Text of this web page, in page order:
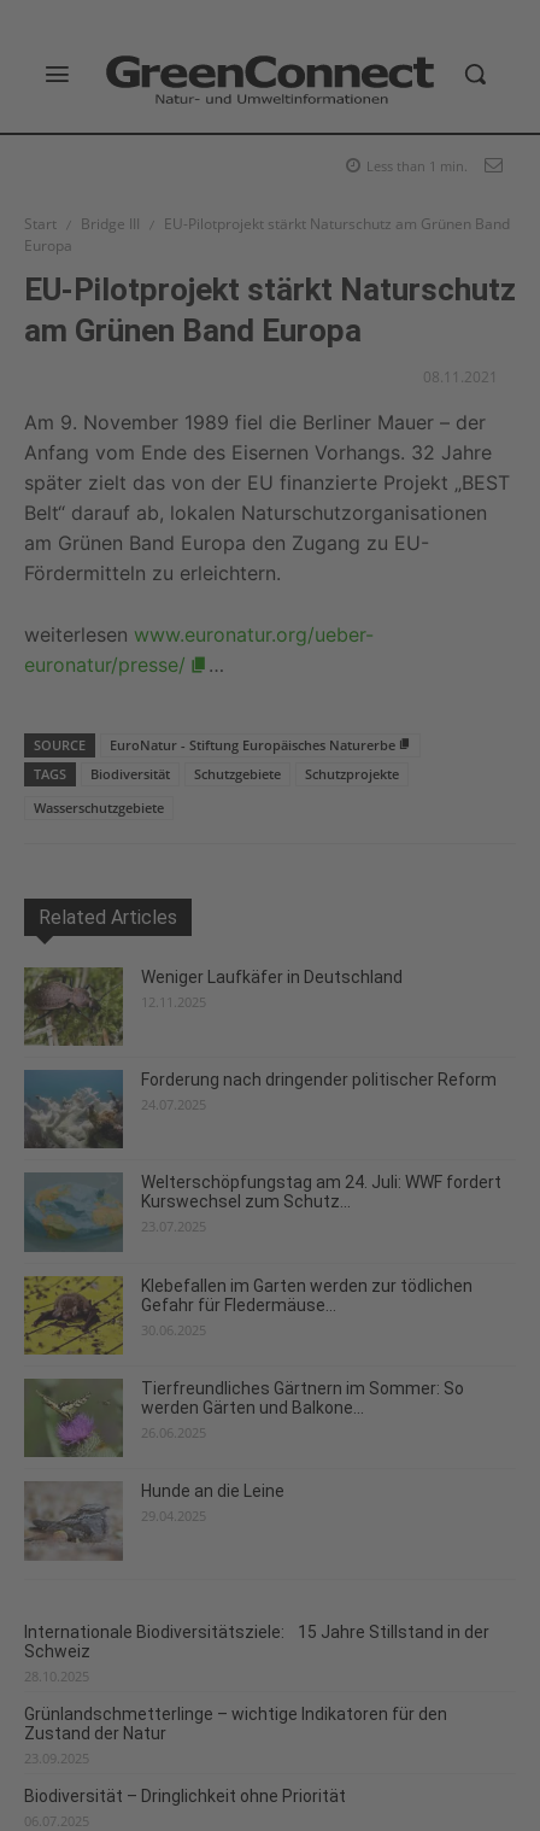
Less than 1 min.
Start Bridge III
EU-Pilotprojekt stärkt Naturschutz am Grünen Band
Europa
EU-Pilotprojekt stärkt Naturschutz
am Grünen Band Europa
08.11.2021
Am 9. November 1989 fiel die Berliner Mauer – der
Anfang vom Ende des Eisernen Vorhangs. 32 Jahre
später zielt das von der EU finanzierte Projekt „BEST
Belt“ darauf ab, lokalen Naturschutzorganisationen
am Grünen Band Europa den Zugang zu EU-
Fördermitteln zu erleichtern.
weiterlesen www.euronatur.org/ueber-
euronatur/presse/
…
SOURCE
EuroNatur - Stiftung Europäisches Naturerbe
TAGS
Biodiversität Schutzgebiete
Schutzprojekte
Wasserschutzgebiete
Related Articles
Weniger Laufkäfer in Deutschland
12.11.2025
Forderung nach dringender politischer Reform
24.07.2025
Welterschöpfungstag am 24. Juli: WWF fordert
Kurswechsel zum Schutz...
23.07.2025
Klebefallen im Garten werden zur tödlichen
Gefahr für Fledermäuse...
30.06.2025
Tierfreundliches Gärtnern im Sommer: So
werden Gärten und Balkone...
26.06.2025
Hunde an die Leine
29.04.2025
Internationale Biodiversitätsziele: 15 Jahre Stillstand in der
Schweiz
28.10.2025
Grünlandschmetterlinge – wichtige Indikatoren für den
Zustand der Natur
23.09.2025
Biodiversität – Dringlichkeit ohne Priorität
06.07.2025